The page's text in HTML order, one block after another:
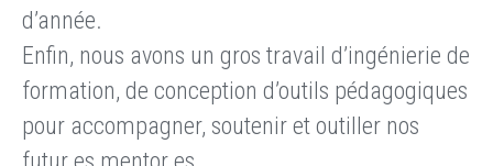
d’année.
Enfin, nous avons un gros travail d’ingénierie de
formation, de conception d’outils pédagogiques
pour accompagner, soutenir et outiller nos